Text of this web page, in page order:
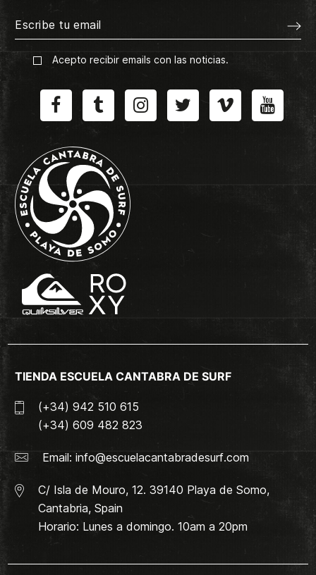
Acepto recibir emails con las noticias.
TIENDA ESCUELA CANTABRA DE SURF
(+34) 942 510 615
(+34) 609 482 823
Email: info@escuelacantabradesurf.com
C/ Isla de Mouro, 12. 39140 Playa de Somo,
Cantabria, Spain
Horario: Lunes a domingo. 10am a 20pm